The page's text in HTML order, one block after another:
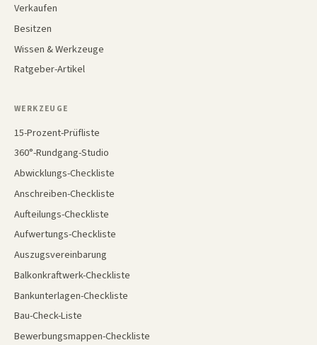
Verkaufen
Besitzen
Wissen & Werkzeuge
Ratgeber-Artikel
WERKZEUGE
15-Prozent-Prüfliste
360°-Rundgang-Studio
Abwicklungs-Checkliste
Anschreiben-Checkliste
Aufteilungs-Checkliste
Aufwertungs-Checkliste
Auszugsvereinbarung
Balkonkraftwerk-Checkliste
Bankunterlagen-Checkliste
Bau-Check-Liste
Bewerbungsmappen-Checkliste